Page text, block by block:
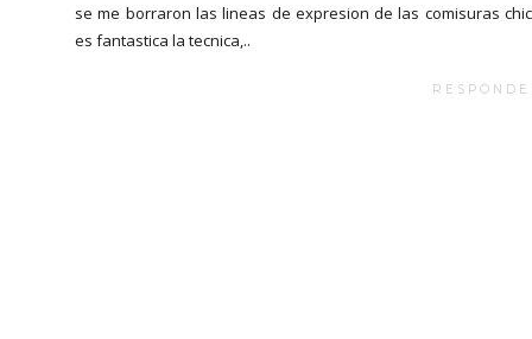
se me borraron las lineas de expresion de las comisuras
es fantastica la tecnica,..